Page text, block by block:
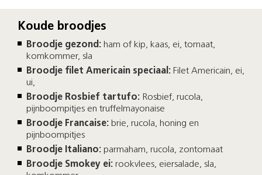
Koude broodjes
Broodje gezond: ham of kip, kaas, ei, tomaat,
komkommer, sla
Broodje filet Americain speciaal: Filet Americain, ei,
ui,
Broodje Rosbief tartufo: Rosbief, rucola,
pijnboompitjes en truffelmayonaise
Broodje Francaise: brie, rucola, honing en
pijnboompitjes
Broodje Italiano: parmaham, rucola, zontomaat
Broodje Smokey ei: rookvlees, eiersalade, sla,